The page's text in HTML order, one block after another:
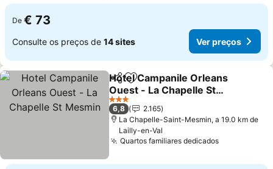
De € 73
Consulte os preços de 14 sites Ver preços
PartilharAdicionar aos favoritos
Hotel Campanile Orleans
Ouest - La Chapelle St
Mesmin
3 Estrelas
6,8
2.165
La Chapelle-Saint-Mesmin, a 19.0 km de
Lailly-en-Val
Quartos familiares dedicados